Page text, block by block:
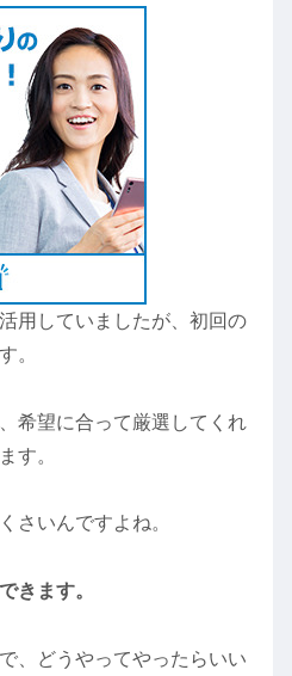
用していましたが、初回の
。
希望に合って厳選してくれ
す。
さいんですよね。
きます。
、どうやってやったらいい